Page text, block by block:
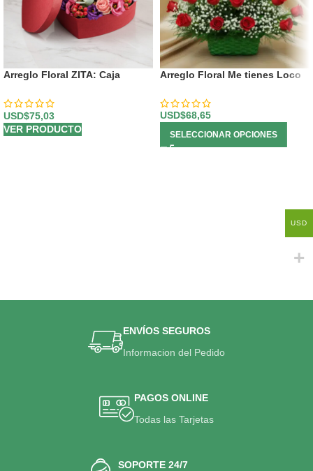
Arreglo Floral ZITA: Caja
Mixtas 💝
USD$75,03
VER PRODUCTO
Arreglo Floral Me tienes Loco
USD$68,65
SELECCIONAR OPCIONES
ENVÍOS SEGUROS
Informacion del Pedido
PAGOS ONLINE
Todas las Tarjetas
SOPORTE 24/7
USD